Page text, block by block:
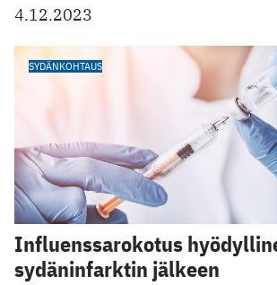
4.12.2023
SYDÄNKOHTAUS
Influenssarokotus
sydäninfarktin jälkeen